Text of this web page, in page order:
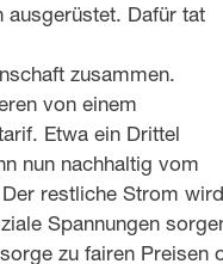
ausgerüstet. Dafür tat
zusammen.
von einem
Etwa ein Drittel
nun nachhaltig vom
restliche Strom
Spannungen
zu fairen Preisen